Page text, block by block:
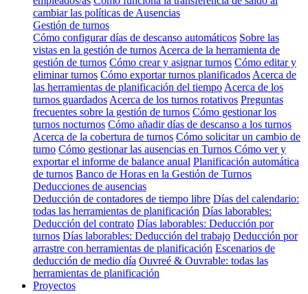
cambiar las políticas de Ausencias
Gestión de turnos
Cómo configurar días de descanso automáticos Sobre las
vistas en la gestión de turnos Acerca de la herramienta de
gestión de turnos Cómo crear y asignar turnos Cómo editar y
eliminar turnos Cómo exportar turnos planificados Acerca de
las herramientas de planificación del tiempo Acerca de los
turnos guardados Acerca de los turnos rotativos Preguntas
frecuentes sobre la gestión de turnos Cómo gestionar los
turnos nocturnos Cómo añadir días de descanso a los turnos
Acerca de la cobertura de turnos Cómo solicitar un cambio de
turno Cómo gestionar las ausencias en Turnos Cómo ver y
exportar el informe de balance anual Planificación automática
de turnos Banco de Horas en la Gestión de Turnos
Deducciones de ausencias
Deducción de contadores de tiempo libre Días del calendario:
todas las herramientas de planificación Días laborables:
Deducción del contrato Días laborables: Deducción por
turnos Días laborables: Deducción del trabajo Deducción por
arrastre con herramientas de planificación Escenarios de
deducción de medio día Ouvreé & Ouvrable: todas las
herramientas de planificación
Proyectos